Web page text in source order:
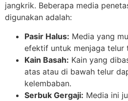
jangkrik. Beberapa media
digunakan adalah:
Pasir Halus: Media yang
efektif untuk menjaga telur
Kain Basah: Kain yang
atas atau di bawah telur
kelembaban.
Serbuk Gergaji: Media ini